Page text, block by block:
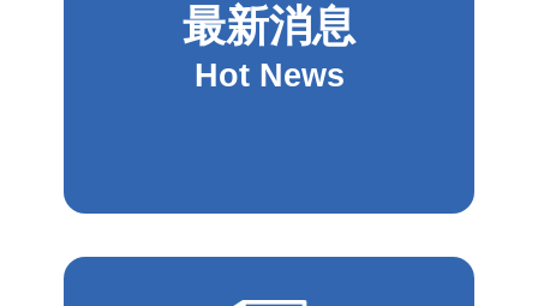
最新消息
Hot News